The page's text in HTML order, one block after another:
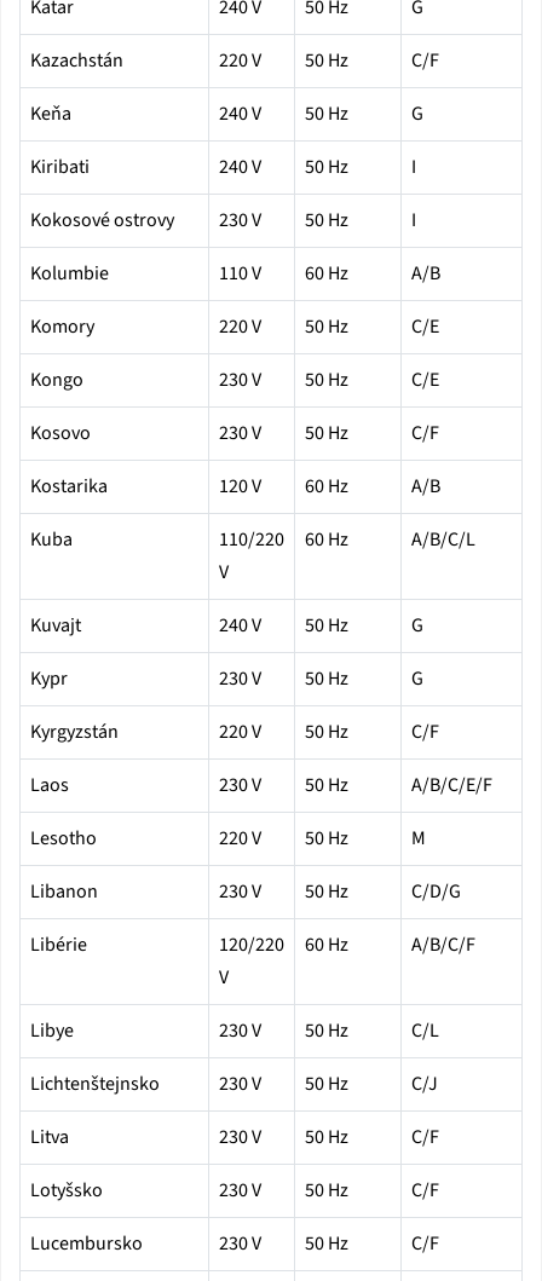
Katar 240 V 50 Hz
G
Kazachstán
220 V 50 Hz
C/F
Keňa
240 V 50 Hz
G
Kiribati
240 V 50 Hz
I
Kokosové ostrovy
230 V 50 Hz
I
Kolumbie
110 V 60 Hz
A/B
Komory
220 V 50 Hz
C/E
Kongo
230 V 50 Hz
C/E
Kosovo
230 V 50 Hz
C/F
Kostarika
120 V 60 Hz
A/B
Kuba
110/220
V
60 Hz A/B/C/L
Kuvajt 240 V 50 Hz
G
Kypr
230 V 50 Hz
G
Kyrgyzstán
220 V 50 Hz
C/F
Laos
230 V 50 Hz
A/B/C/E/F
Lesotho
220 V 50 Hz
M
Libanon
230 V 50 Hz
C/D/G
Libérie
120/220
V
60 Hz A/B/C/F
Libye 230 V 50 Hz
C/L
Lichtenštejnsko
230 V 50 Hz
C/J
Litva
230 V 50 Hz
C/F
Lotyšsko
230 V 50 Hz
C/F
Lucembursko
230 V 50 Hz
C/F